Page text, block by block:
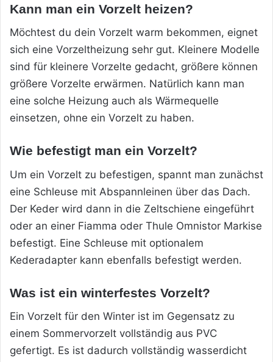
Kann man ein Vorzelt heizen?
Möchtest du dein Vorzelt warm bekommen, eignet
sich eine Vorzeltheizung sehr gut. Kleinere Modelle
sind für kleinere Vorzelte gedacht, größere können
größere Vorzelte erwärmen. Natürlich kann man
eine solche Heizung auch als Wärmequelle
einsetzen, ohne ein Vorzelt zu haben.
Wie befestigt man ein Vorzelt?
Um ein Vorzelt zu befestigen, spannt man zunächst
eine Schleuse mit Abspannleinen über das Dach.
Der Keder wird dann in die Zeltschiene eingeführt
oder an einer Fiamma oder Thule Omnistor Markise
befestigt. Eine Schleuse mit optionalem
Kederadapter kann ebenfalls befestigt werden.
Was ist ein winterfestes Vorzelt?
Ein Vorzelt für den Winter ist im Gegensatz zu
einem Sommervorzelt vollständig aus PVC
gefertigt. Es ist dadurch vollständig wasserdicht